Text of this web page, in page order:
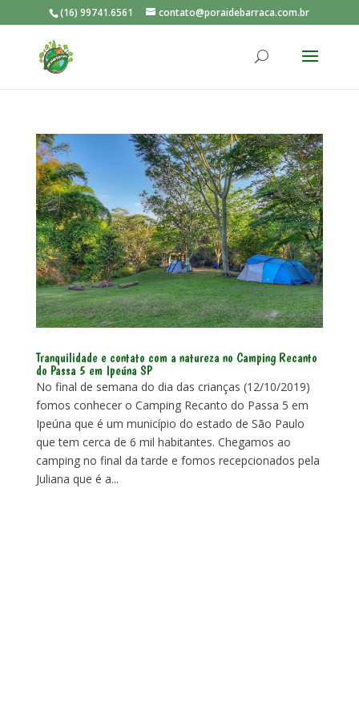
(16) 99741.6561 contato@poraidebarraca.com.br
Tranquilidade e contato com a natureza no Camping Recanto
do Passa 5 em Ipeúna SP
No final de semana do dia das crianças (12/10/2019)
fomos conhecer o Camping Recanto do Passa 5 em
Ipeúna que é um município do estado de São Paulo
que tem cerca de 6 mil habitantes. Chegamos ao
camping no final da tarde e fomos recepcionados pela
Juliana que é a...